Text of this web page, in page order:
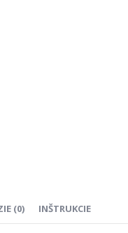
(0) INŠTRUKCIE